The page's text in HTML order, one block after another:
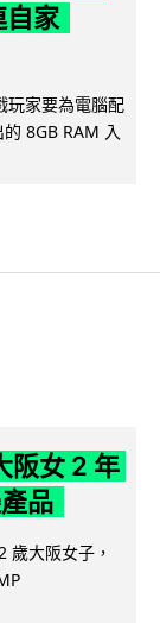
家
玩家要為電腦配
8GB RAM 入
阪女 2 年
品
歲大阪女子，